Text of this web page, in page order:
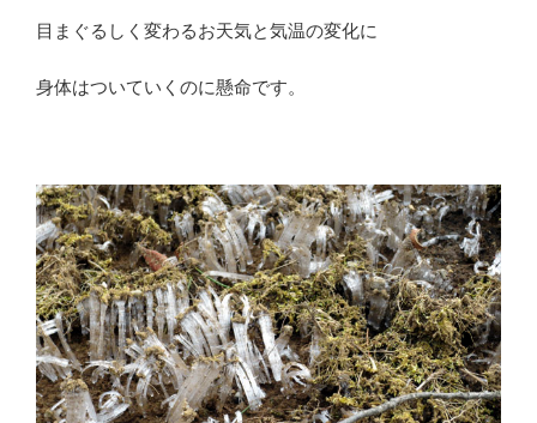
目まぐるしく変わるお天気と気温の変化に
身体はついていくのに懸命です。